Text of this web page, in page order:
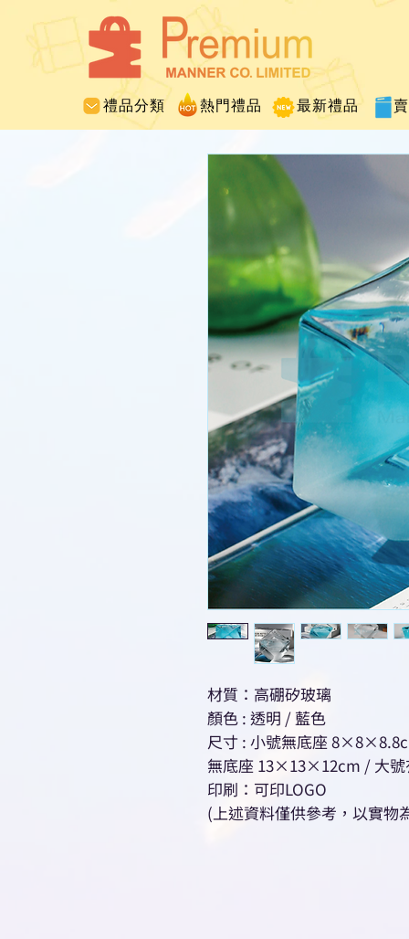
禮品分類 熱門禮品 最新禮品
材質：高硼矽玻璃
顏色 : 透明 / 藍色
尺寸 : 小號無底座
無底座 13×13×12cm / 大
印刷：可印LOGO
(上述資料僅供參考，以實物